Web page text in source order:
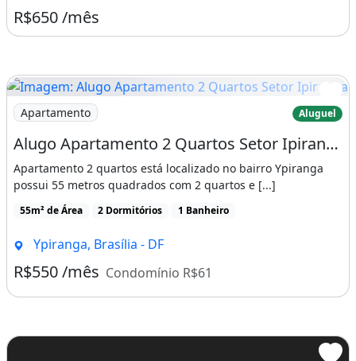
R$650 /mês
Imagem: Alugo Apartamento 2 Quartos Setor Ipiranga
Apartamento Aluguel
Alugo Apartamento 2 Quartos Setor Ipiranga em Valparaiso
Apartamento 2 quartos está localizado no bairro Ypiranga
possui 55 metros quadrados com 2 quartos e [...]
55m² de Área 2 Dormitórios 1 Banheiro
Ypiranga, Brasília - DF
R$550 /mês Condomínio R$61